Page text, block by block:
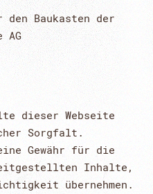
den Baukasten der
AG
dieser Webseite
Sorgfalt.
Gewähr für die
Inhalte,
übernehmen.